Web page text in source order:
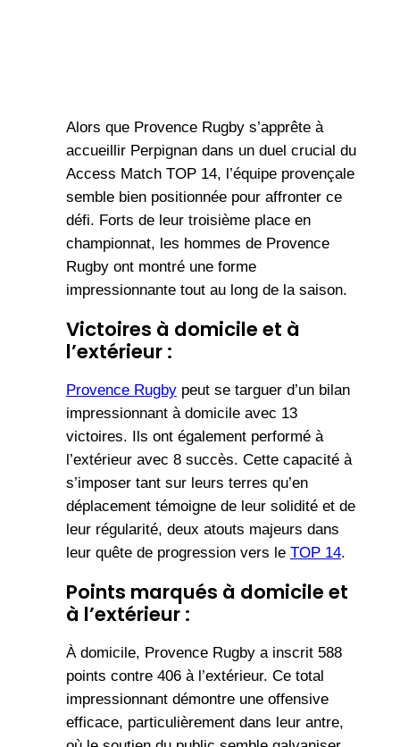
Alors que Provence Rugby s’apprête à
accueillir Perpignan dans un duel crucial du
Access Match TOP 14, l’équipe provençale
semble bien positionnée pour affronter ce
défi. Forts de leur troisième place en
championnat, les hommes de Provence
Rugby ont montré une forme
impressionnante tout au long de la saison.
Victoires à domicile et à
l’extérieur :
Provence Rugbypeut se targuer d’un bilan
impressionnant à domicile avec 13
victoires. Ils ont également performé à
l’extérieur avec 8 succès. Cette capacité à
s’imposer tant sur leurs terres qu’en
déplacement témoigne de leur solidité et de
leur régularité, deux atouts majeurs dans
leur quête de progression vers le TOP 14.
Points marqués à domicile et
à l’extérieur :
À domicile, Provence Rugby a inscrit 588
points contre 406 à l’extérieur. Ce total
impressionnant démontre une offensive
efficace, particulièrement dans leur antre,